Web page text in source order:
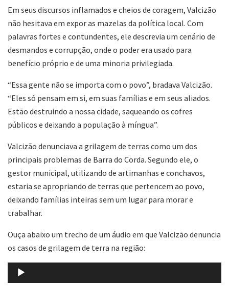
Em seus discursos inflamados e cheios de coragem, Valcizão
não hesitava em expor as mazelas da política local. Com
palavras fortes e contundentes, ele descrevia um cenário de
desmandos e corrupção, onde o poder era usado para
benefício próprio e de uma minoria privilegiada.
“Essa gente não se importa com o povo”, bradava Valcizão.
“Eles só pensam em si, em suas famílias e em seus aliados.
Estão destruindo a nossa cidade, saqueando os cofres
públicos e deixando a população à míngua”.
Valcizão denunciava a grilagem de terras como um dos
principais problemas de Barra do Corda. Segundo ele, o
gestor municipal, utilizando de artimanhas e conchavos,
estaria se apropriando de terras que pertencem ao povo,
deixando famílias inteiras sem um lugar para morar e
trabalhar.
Ouça abaixo um trecho de um áudio em que Valcizão denuncia
os casos de grilagem de terra na região:
Tocador
de